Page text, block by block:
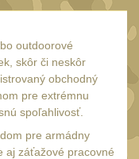
outdoorové
skôr či neskôr
obchodný
pre extrémnu
spoľahlivosť.
pre armádny
aj záťažové pracovné